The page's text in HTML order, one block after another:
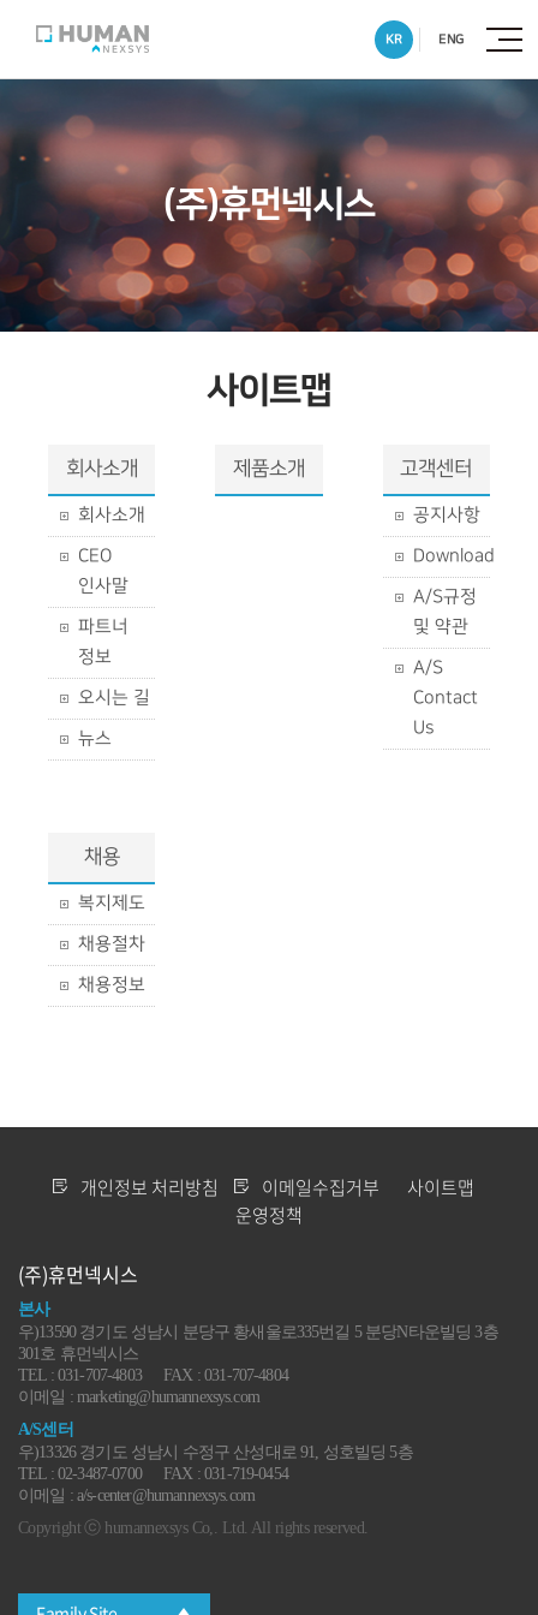
KR ENG
(주)휴먼넥시스
사이트맵
회사소개
회사소개
CEO
인사말
파트너
정보
오시는 길
뉴스
제품소개 고객센터
공지사항
Download
A/S규정
및 약관
A/S
Contact
Us
채용
복지제도
채용절차
채용정보
개인정보 처리방침 이메일수집거부
사이트맵
운영정책
(주)휴먼넥시스
본사
우)13590 경기도 성남시 분당구 황새울로335번길 5 분당N타운빌딩 3층
301호 휴먼넥시스
TEL : 031-707-4803
FAX : 031-707-4804
이메일 : marketing@humannexsys.com
A/S센터
우)13326 경기도 성남시 수정구 산성대로 91, 성호빌딩 5층
TEL : 02-3487-0700
FAX : 031-719-0454
이메일 : a/s-center@humannexsys.com
Copyright ⓒ humannexsys Co,. Ltd. All rights reserved.